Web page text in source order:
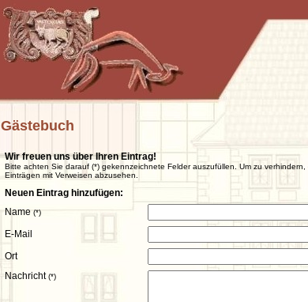
Gästebuch
Wir freuen uns über Ihren Eintrag!
Bitte achten Sie darauf (*) gekennzeichnete Felder auszufüllen. Um zu
Einträgen mit Verweisen abzusehen.
Neuen Eintrag hinzufügen:
Name (*)
E-Mail
Ort
Nachricht(*)